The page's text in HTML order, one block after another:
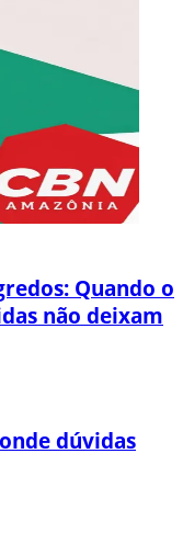
Quando o
não deixam
dúvidas